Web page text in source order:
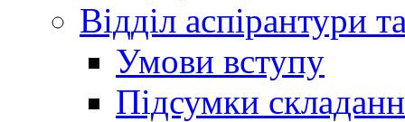
Відділ аспірантури
Умови вступу
Підсумки